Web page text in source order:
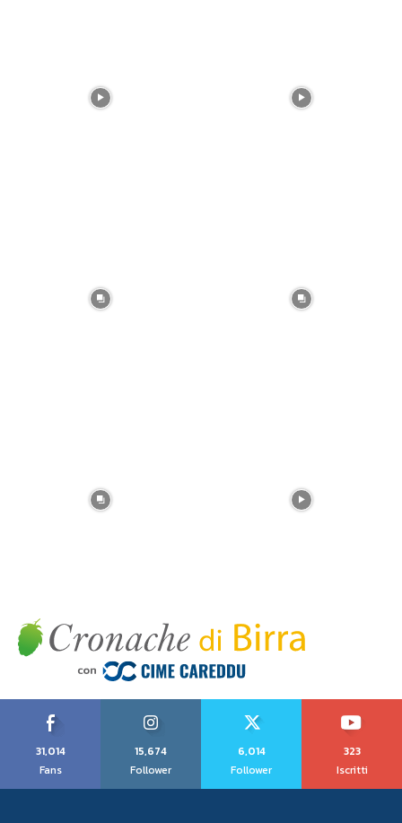
31,014
Fans
15,674
Follower
6,014
Follower
323
Iscritti